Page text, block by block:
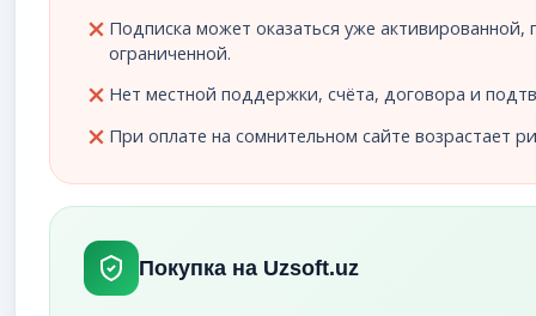
Подписка может оказаться уже активированной,
ограниченной.
Нет местной поддержки, счёта, договора и
При оплате на сомнительном сайте возрастает
Покупка на Uzsoft.uz